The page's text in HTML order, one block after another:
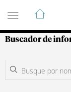
Guía de
Buscador de